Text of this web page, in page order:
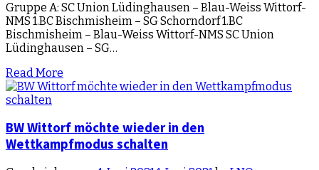
Gruppe A: SC Union Lüdinghausen – Blau-Weiss Wittorf-
NMS 1.BC Bischmisheim – SG Schorndorf 1.BC
Bischmisheim – Blau-Weiss Wittorf-NMS SC Union
Lüdinghausen – SG…
Read More
BW Wittorf möchte wieder in den
Wettkampfmodus schalten